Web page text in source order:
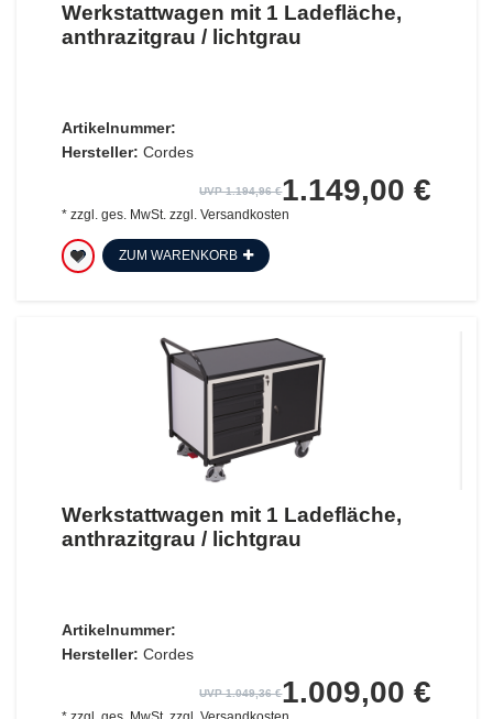
Werkstattwagen mit 1 Ladefläche,
anthrazitgrau / lichtgrau
Artikelnummer:
Hersteller: Cordes
UVP 1.194,96 €1.149,00 €
* zzgl. ges. MwSt.zzgl. Versandkosten
ZUM WARENKORB
Werkstattwagen mit 1 Ladefläche,
anthrazitgrau / lichtgrau
Artikelnummer:
Hersteller: Cordes
UVP 1.049,36 €1.009,00 €